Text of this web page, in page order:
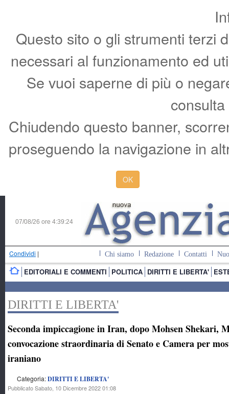
Questo sito o gli strumenti terzi
necessari al funzionamento ed
Se vuoi saperne di più o
Chiudendo questo banner,
proseguendo la navigazione in
OK
07/08/26 ore 4:39:25
Condividi | Chi siamo Redazione Contatti
EDITORIALI E COMMENTI POLITICA DIRITTI E LIBERTA'
DIRITTI E LIBERTA'
Seconda impiccagione in Iran, dopo Mohsen Shekari,
convocazione straordinaria di Senato e Camera per
iraniano
Categoria:DIRITTI E LIBERTA'
Pubblicato Sabato, 10 Dicembre 2022 01:08